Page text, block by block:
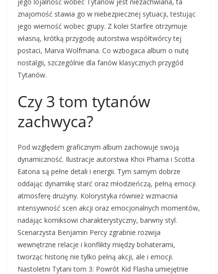
znajomość stawia go w niebezpiecznej sytuacji, testując
jego wierność wobec grupy. Z kolei Starfire otrzymuje
własną, krótką przygodę autorstwa współtwórcy tej
postaci, Marva Wolfmana. Co wzbogaca album o nutę
nostalgii, szczególnie dla fanów klasycznych przygód
Tytanów.
Czy 3 tom tytanów
zachwyca?
Pod względem graficznym album zachowuje swoją
dynamiczność. Ilustracje autorstwa Khoi Phama i Scotta
Eatona są pełne detali i energii. Tym samym dobrze
oddając dynamikę starć oraz młodzieńczą, pełną emocji
atmosferę drużyny. Kolorystyka również wzmacnia
intensywność scen akcji oraz emocjonalnych momentów,
nadając komiksowi charakterystyczny, barwny styl.
Scenarzysta Benjamin Percy zgrabnie rozwija
wewnętrzne relacje i konflikty między bohaterami,
tworząc historię nie tylko pełną akcji, ale i emocji.
Nastoletni Tytani tom 3: Powrót Kid Flasha umiejętnie